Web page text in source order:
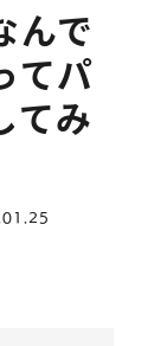
んで
てパ
てみ